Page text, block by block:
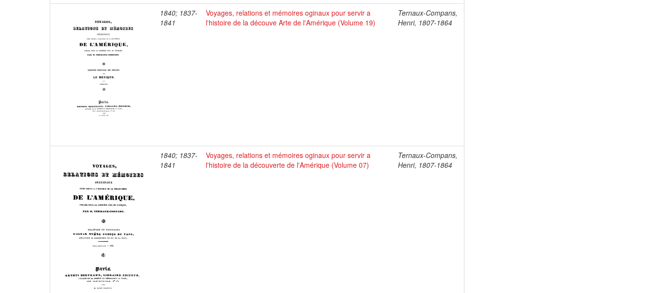
1840; 1837-
1841
Voyages, relations et mémoires oginaux pour servir a
l'histoire de la découve Arte de l'Amérique (Volume 19)
Ternaux-Compans,
Henri, 1807-1864
1840; 1837-
1841
Voyages, relations et mémoires oginaux pour servir a
l'histoire de la découverte de l'Amérique (Volume 07)
Ternaux-Compans,
Henri, 1807-1864